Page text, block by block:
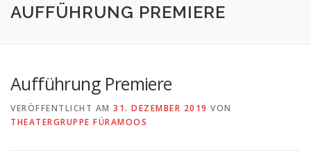
STARTSEITE DIE THEATERGRUPPE
KALENDER GESPIELTE STÜCKE
AUFFÜHRUNG PREMIERE
Aufführung Premiere
VERÖFFENTLICHT AM 31. DEZEMBER 2019 VON
THEATERGRUPPE FÜRAMOOS